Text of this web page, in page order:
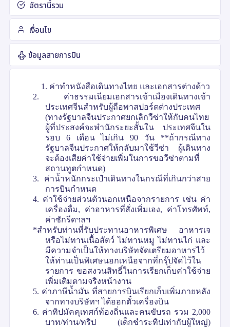
อัตรานี้รวม
เงื่อนไข
ข้อมูลสายการบิน
1. ค่าทำหนังสือเดินทางไทย และเอกสารต่างด้าว
2. ค่าธรรมเนียมเอกสารเข้าเมืองเดินทางเข้า
ประเทศจีนสำหรับผู้ถือพาสปอร์ตต่างประเทศ
(ทางรัฐบาลจีนประกาศยกเลิกวีซ่าให้กับคนไทย
ผู้ที่ประสงค์จะพำนักระยะสั้นใน ประเทศจีนใน
รอบ 6 เดือน ไม่เกิน 90 วัน **ถ้ากรณีทาง
รัฐบาลจีนประกาศให้กลับมาใช้วีซ่า ผู้เดินทาง
จะต้องเสียค่าใช้จ่ายเพิ่มในการขอวีซ่าตามที่
สถานทูตกำหนด)
3. ค่าน้ำหนักกระเป๋าเดินทางในกรณีที่เกินกว่าสาย
การบินกำหนด
4. ค่าใช้จ่ายส่วนตัวนอกเหนือจากรายการ เช่น ค่า
เครื่องดื่ม, ค่าอาหารที่สั่งเพิ่มเอง, ค่าโทรศัพท์,
ค่าซักรีดฯลฯ
*สำหรับท่านที่รับประทานอาหารพิเศษ อาหารเจ
หรือไม่ทานเนื้อสัตว์ ไม่ทานหมู ไม่ทานไก่ และ
มีความจำเป็นให้ทางบริษัทจัดเตรียมอาหารไว้
ให้ท่านเป็นพิเศษนอกเหนือจากที่กรุ๊ปจัดไว้ใน
รายการ ขอสงวนสิทธิ์ในการเรียกเก็บค่าใช้จ่าย
เพิ่มเติมตามจริงหน้างาน
5. ค่าภาษีน้ำมัน ที่สายการบินเรียกเก็บเพิ่มภายหลัง
จากทางบริษัทฯ ได้ออกตั๋วเครื่องบิน
6. ค่าทิปมัคคุเทศก์ท้องถิ่นและคนขับรถ รวม 2,000
บาท/ท่าน/ทริป (เด็กชำระทิปเท่ากับผู้ใหญ่)